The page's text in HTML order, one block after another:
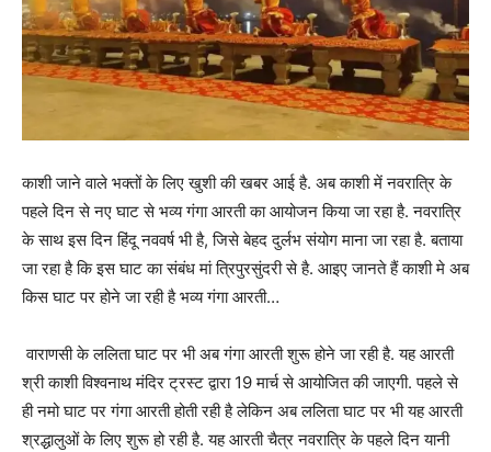
काशी जाने वाले भक्तों के लिए खुशी की खबर आई है. अब काशी में नवरात्रि के
पहले दिन से नए घाट से भव्य गंगा आरती का आयोजन किया जा रहा है. नवरात्रि
के साथ इस दिन हिंदू नववर्ष भी है, जिसे बेहद दुर्लभ संयोग माना जा रहा है. बताया
जा रहा है कि इस घाट का संबंध मां त्रिपुरसुंदरी से है. आइए जानते हैं काशी मे अब
किस घाट पर होने जा रही है भव्य गंगा आरती…
वाराणसी के ललिता घाट पर भी अब गंगा आरती शुरू होने जा रही है. यह आरती
श्री काशी विश्वनाथ मंदिर ट्रस्ट द्वारा 19 मार्च से आयोजित की जाएगी. पहले से
ही नमो घाट पर गंगा आरती होती रही है लेकिन अब ललिता घाट पर भी यह आरती
श्रद्धालुओं के लिए शुरू हो रही है. यह आरती चैत्र नवरात्रि के पहले दिन यानी